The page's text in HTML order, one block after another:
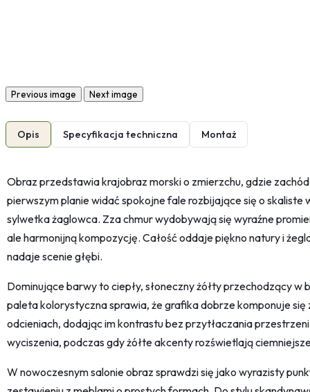
Previous image Next image
Opis Specyfikacja techniczna Montaż
Obraz przedstawia krajobraz morski o zmierzchu, gdzie
pierwszym planie widać spokojne fale rozbijające się o skaliste
sylwetka żaglowca. Zza chmur wydobywają się wyraźne
ale harmonijną kompozycję. Całość oddaje piękno natury i
nadaje scenie głębi.
Dominujące barwy to ciepły, słoneczny żółty przechodzący w
paleta kolorystyczna sprawia, że grafika dobrze komponuje
odcieniach, dodając im kontrastu bez przytłaczania
wyciszenia, podczas gdy żółte akcenty rozświetlają
W nowoczesnym salonie obraz sprawdzi się jako wyrazisty